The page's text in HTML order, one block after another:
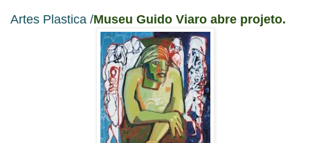
Artes Plastica /Museu Guido Viaro abre projeto.